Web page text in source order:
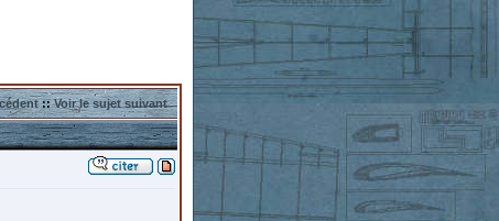
::Voir le sujet suivant